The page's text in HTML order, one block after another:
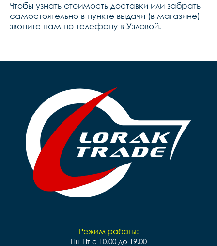
Чтобы узнать стоимость доставки или забрать
самостоятельно в пункте выдачи (в магазине)
звоните нам по телефону в Узловой.
Режим работы:
Пн-Пт с 10.00 до 19.00